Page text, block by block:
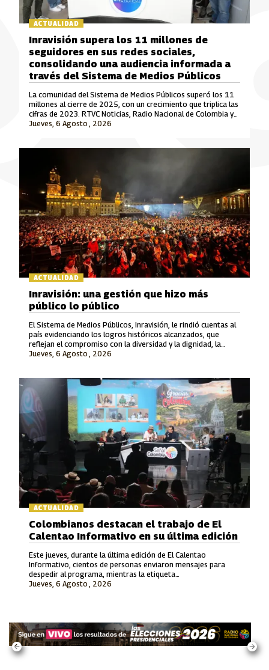
ACTUALIDAD
Jueves, 6 Agosto , 2026
Inravisión supera los 11 millones de
seguidores en sus redes sociales,
consolidando una audiencia informada a
través del Sistema de Medios Públicos
La comunidad del Sistema de Medios Públicos superó los 11
millones al cierre de 2025, con un crecimiento que triplica las
cifras de 2023. RTVC Noticias, Radio Nacional de Colombia y
Señal Colombia son las marcas que lideran este crecimiento.
ACTUALIDAD
Jueves, 6 Agosto , 2026
Inravisión: una gestión que hizo más
público lo público
El Sistema de Medios Públicos, Inravisión, le rindió cuentas al
país evidenciando los logros históricos alcanzados, que
reflejan el compromiso con la diversidad y la dignidad, la
rigurosidad periodística, el fomento a la cultura y el cuidado
ACTUALIDAD
Jueves, 6 Agosto , 2026
Colombianos destacan el trabajo de El
Calentao Informativo en su última edición
Este jueves, durante la última edición de El Calentao
Informativo, cientos de personas enviaron mensajes para
despedir al programa, mientras la etiqueta
#ElCalentaoInformativo se convirtió en tendencia en redes